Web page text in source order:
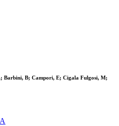
Barbini, B; Campori, E; Cigala Fulgosi, M;